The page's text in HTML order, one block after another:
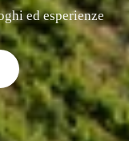
ed esperienze